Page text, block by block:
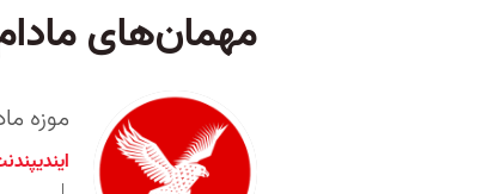
مهمان‌های
موزه